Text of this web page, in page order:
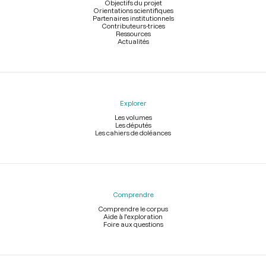
Objectifs du projet
Orientations scientifiques
Partenaires institutionnels
Contributeurs-trices
Ressources
Actualités
Explorer
Les volumes
Les députés
Les cahiers de doléances
Comprendre
Comprendre le corpus
Aide à l'exploration
Foire aux questions